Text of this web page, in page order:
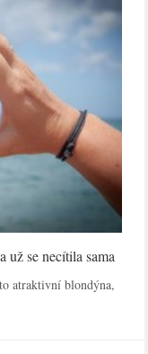
se necítila sama
atraktivní blondýna,